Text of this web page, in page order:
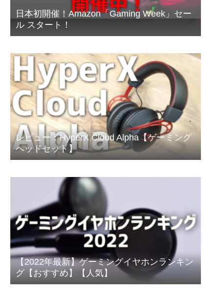
日本初開催！Amazon「Gaming Week」セー
ル スタート！
レビュー：HyperX Cloud Alpha【ゲーミング
ヘッドセット】
【2022年最新】ゲーミングイヤホンランキン
グ【おすすめ】【人気】